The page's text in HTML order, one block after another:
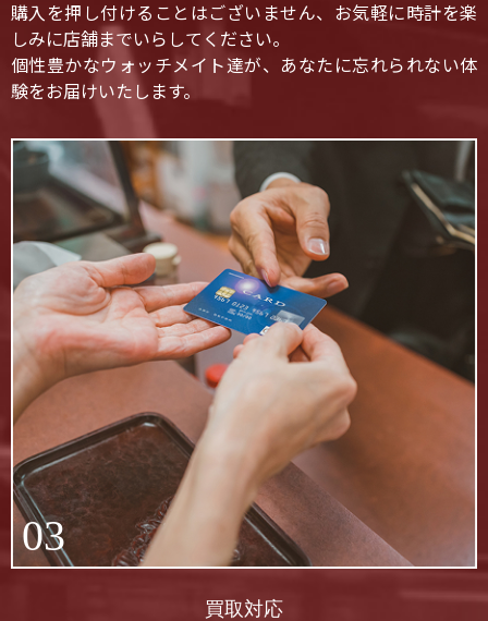
購入を押し付けることはございません、お気軽に時計を楽
しみに店舗までいらしてください。
個性豊かなウォッチメイト達が、あなたに忘れられない体
験をお届けいたします。
03
買取対応